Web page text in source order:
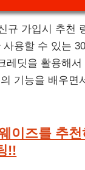
규 가입시 추천
사용할 수 있는
레딧을 활용해서
기능을 배우면
이즈를 추
!!